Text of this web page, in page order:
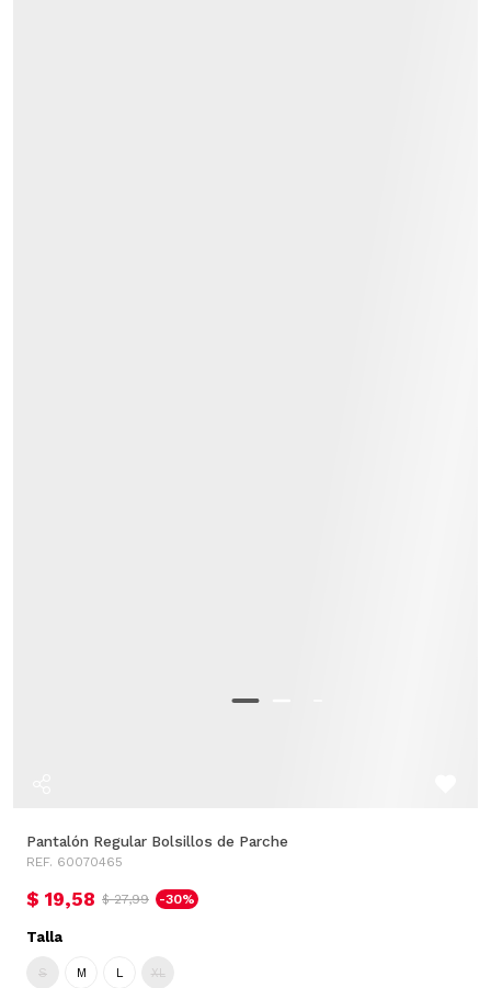
Pantalón Regular Bolsillos de Parche
REF. 60070465
$ 19,58 $ 27,99 -30%
Talla
S M L XL